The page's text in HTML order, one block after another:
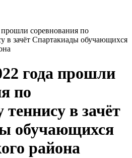
прошли соревнования по
в зачёт Спартакиады обучающихся
года прошли
по
в зачёт
обучающихся
района